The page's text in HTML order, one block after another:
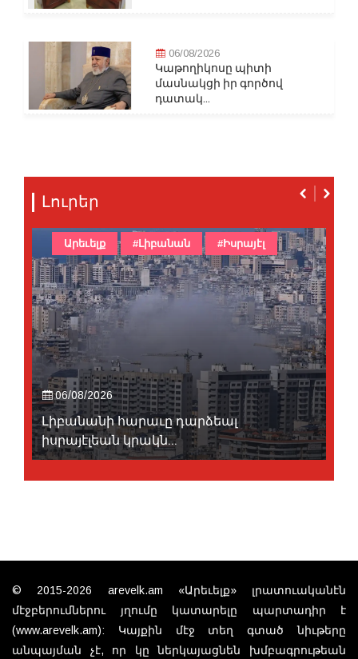
06/08/2026
Կաթողիկոսը պիտի
մասնակցի իր գործով
դատակ...
Լուրեր
06/08/2026
Լիբանանի հարաւը դարձեալ
իսրայէլեան կրակն...
Արեւելք #Լիբանան #Իսրայէլ
© 2015-2026 arevelk.am «Արեւելք» լրատուականէն
մէջբերումներու յղումը կատարելը պարտադիր է
(www.arevelk.am): Կայքին մէջ տեղ գտած նիւթերը
անպայման չէ, որ կը ներկայացնեն խմբագրութեան